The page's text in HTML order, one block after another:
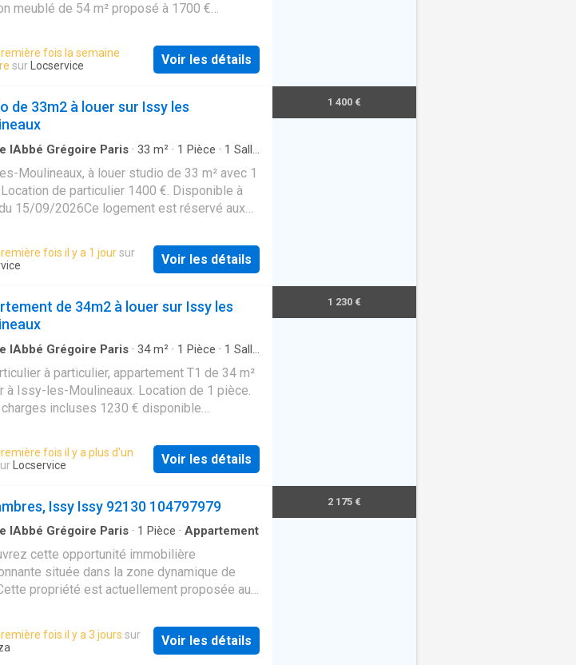
meublé de 54 m² proposé à 1700 €
fois la semaine
sur Locservice Voir les détails
de 33m2 à louer sur Issy les
lAbbé Grégoire Paris · 33 m² · 1 Pièce · 1 Salle
Moulineaux, à louer studio de 33 m² avec 1
de particulier 1400 €. Disponible à
15/09/2026Ce logement est réservé aux
fois il y a 1 joursur
Voir les détails
1 400 €
de 34m2 à louer sur Issy les
lAbbé Grégoire Paris · 34m² · 1 Pièce · 1 Salle
à particulier, appartement T1 de 34 m²
à Issy-les-Moulineaux. Location de 1 pièce.
incluses 1230 € disponible
fois il y a plus d'un
Locservice Voir les détails
1 230 €
Issy Issy 92130 104797979
lAbbé Grégoire Paris · 1 Pièce · Appartement
cette opportunité immobilière
située dans la zone dynamique de
propriété est actuellement proposée au
dans un emplacement très recherché. Que
à la recherche d'un nouvel emplacement
fois il y a 3 jours sur
Voir les détails
2 175 €